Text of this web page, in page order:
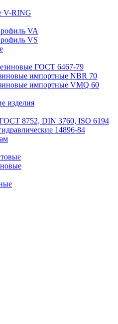
V-RING
VA
VS
ГОСТ 6467-79
импортные NBR 70
импортные VMQ 60
изделия
8752, DIN 3760, ISO 6194
14896-84